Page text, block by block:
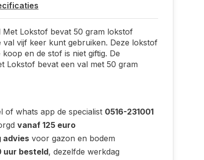
Met Lokstof bevat 50 gram lokstof
val vijf keer kunt gebruiken. Deze lokstof
en de stof is niet giftig. De
Lokstof bevat een val met 50 gram
of whats app de specialist 0516-231001
vanaf 125 euro
advies voor gazon en bodem
uur besteld, dezelfde werkdag